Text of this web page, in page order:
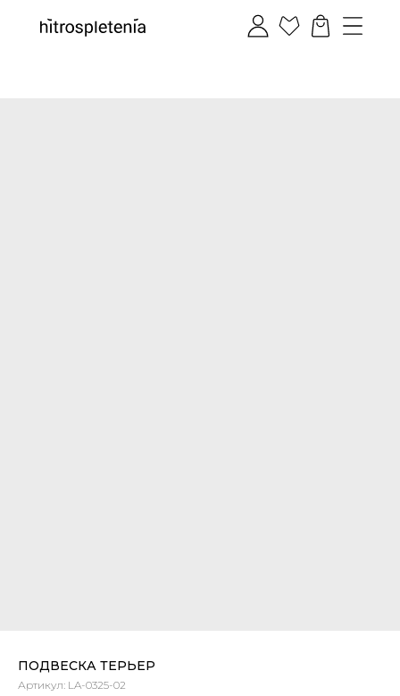
ПОДВЕСКА ТЕРЬЕР
Артикул: LA-0325-02